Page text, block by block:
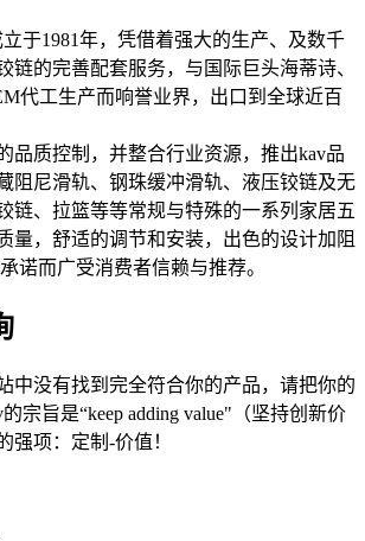
于1981年，凭借着强大的生产、及数千
链的完善配套服务，与国际巨头海蒂诗、
代工生产而响誉业界，出口到全球近百
品质控制，并整合行业资源，推出kav品
阻尼滑轨、钢珠缓冲滑轨、液压铰链及无
链、拉篮等等常规与特殊的一系列家居五
量，舒适的调节和安装，出色的设计加阻
诺而广受消费者信赖与推荐。
中没有找到完全符合你的产品，请把你的
宗旨是“keep adding value"（坚持创新价
强项：定制-价值！